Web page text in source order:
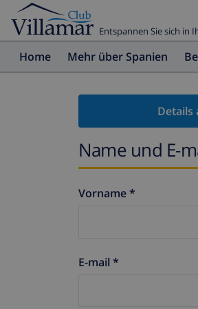
Entspannen Sie sich in
Home Mehr über Spanien
Details
Name und E-
Vorname *
E-mail *